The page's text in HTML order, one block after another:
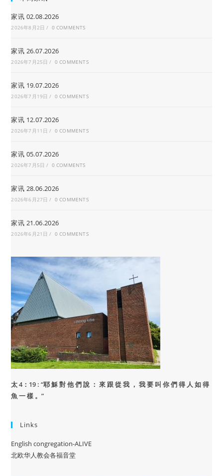
家讯 02.08.2026
2026年8月2日 / 0 COMMENTS
家讯 26.07.2026
2026年7月25日 / 0 COMMENTS
家讯 19.07.2026
2026年7月19日 / 0 COMMENTS
家讯 12.07.2026
2026年7月11日 / 0 COMMENTS
家讯 05.07.2026
2026年7月5日 / 0 COMMENTS
家讯 28.06.2026
2026年6月27日 / 0 COMMENTS
家讯 21.06.2026
2026年6月21日 / 0 COMMENTS
太 4：19 : “耶 穌 對 他 們 說 ： 來 跟 從 我 ， 我 要 叫 你 們 得 人 如 得
魚 一 樣 。”
Links
English congregation-ALIVE
北欧华人教会各福音堂